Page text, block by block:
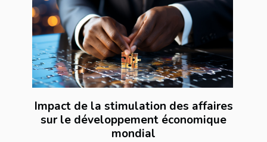
Impact de la stimulation des affaires
sur le développement économique
mondial